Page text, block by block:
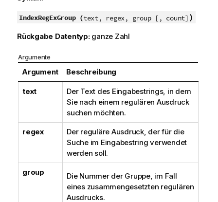
IndexRegExGroup (text, regex, group [, count] )
Rückgabe Datentyp: ganze Zahl
Argumente
Argument Beschreibung
text
Der Text des Eingabestrings, in dem
Sie nach einem regulären Ausdruck
suchen möchten.
regex
Der reguläre Ausdruck, der für die
Suche im Eingabestring verwendet
werden soll.
group
Die Nummer der Gruppe, im Fall
eines zusammengesetzten regulären
Ausdrucks.